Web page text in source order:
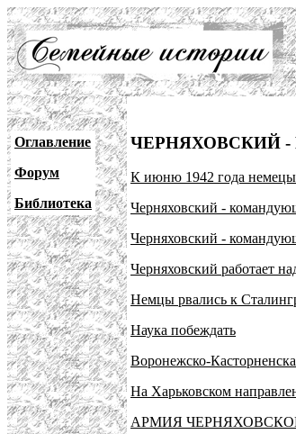
Оглавление
Форум
Библиотека
ЧЕРНЯХОВСКИЙ
К июню 1942 года немецы
Черняховский -
Черняховский -
Черняховский работает
Немцы рвались к
Наука побеждать
Воронежско-
На Харьковском
АРМИЯ